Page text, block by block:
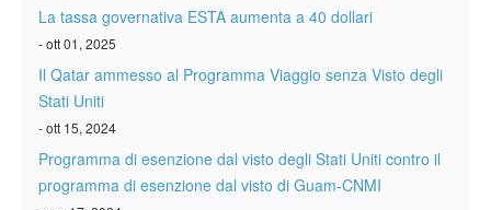
Contatto
La tassa governativa ESTA aumenta a 40 dollari
- ott 01, 2025
Il Qatar ammesso al Programma Viaggio senza Visto degli
Stati Uniti
- ott 15, 2024
Programma di esenzione dal visto degli Stati Uniti contro il
programma di esenzione dal visto di Guam-CNMI